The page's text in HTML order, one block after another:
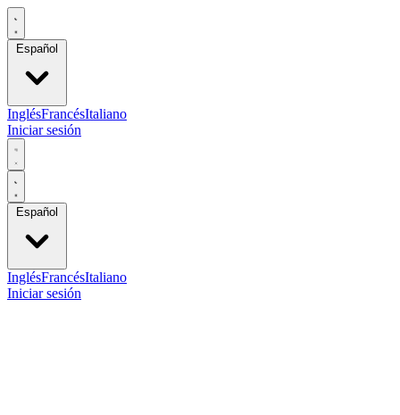
Español
InglésFrancésItaliano
Iniciar sesión
Español
InglésFrancésItaliano
Iniciar sesión